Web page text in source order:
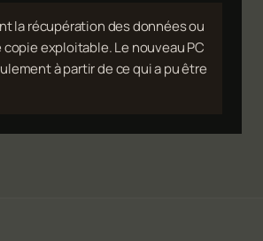
larécupération des donnéesou
exploitable. Le nouveau PC
à partir de ce qui a pu être